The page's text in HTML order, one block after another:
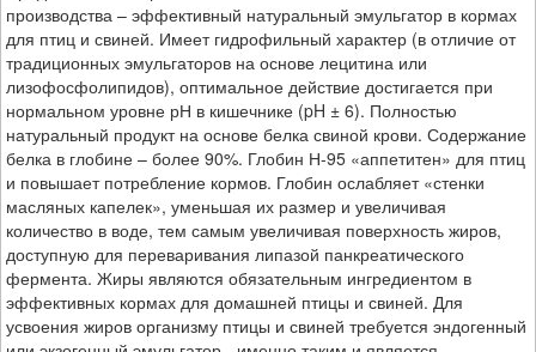
производства – эффективный натуральный эмульгатор в кормах
для птиц и свиней. Имеет гидрофильный характер (в отличие от
традиционных эмульгаторов на основе лецитина или
лизофосфолипидов), оптимальное действие достигается при
нормальном уровне рН в кишечнике (pH ± 6). Полностью
натуральный продукт на основе белка свиной крови. Содержание
белка в глобине – более 90%. Глобин Н-95 «аппетитен» для птиц
и повышает потребление кормов. Глобин ослабляет «стенки
масляных капелек», уменьшая их размер и увеличивая
количество в воде, тем самым увеличивая поверхность жиров,
доступную для переваривания липазой панкреатического
фермента. Жиры являются обязательным ингредиентом в
эффективных кормах для домашней птицы и свиней. Для
усвоения жиров организму птицы и свиней требуется эндогенный